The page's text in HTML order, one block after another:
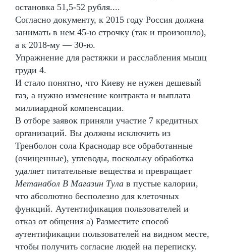
остановка 51,5-52 рубля....
Согласно документу, к 2015 году Россия должна
занимать в нем 45-ю строчку (так и произошло),
а к 2018-му — 30-ю.
Упражнение для растяжки и расслабления мышц
груди 4.
И стало понятно, что Киеву не нужен дешевый
газ, а нужно изменение контракта и выплата
миллиардной компенсации.
В отборе заявок приняли участие 7 кредитных
организаций. Вы должны исключить из
Тренболон сола Краснодар все обработанные
(очищенные), углеводы, поскольку обработка
удаляет питательные вещества и превращает
Метанабол В Магазин Тула в пустые калории,
что абсолютно бесполезно для клеточных
функций. Аутентификация пользователей и
отказ от общения а) Разместите способ
аутентификации пользователей на видном месте,
чтобы получить согласие людей на переписку.